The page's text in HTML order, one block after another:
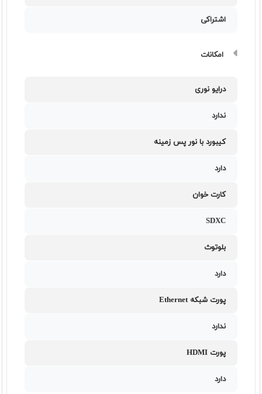
اشتراکی
امکانات
درایو نوری
ندارد
کیبورد با نور پس زمینه
دارد
کارت خوان
SDXC
بلوتوث
دارد
پورت شبکه Ethernet
ندارد
پورت HDMI
دارد